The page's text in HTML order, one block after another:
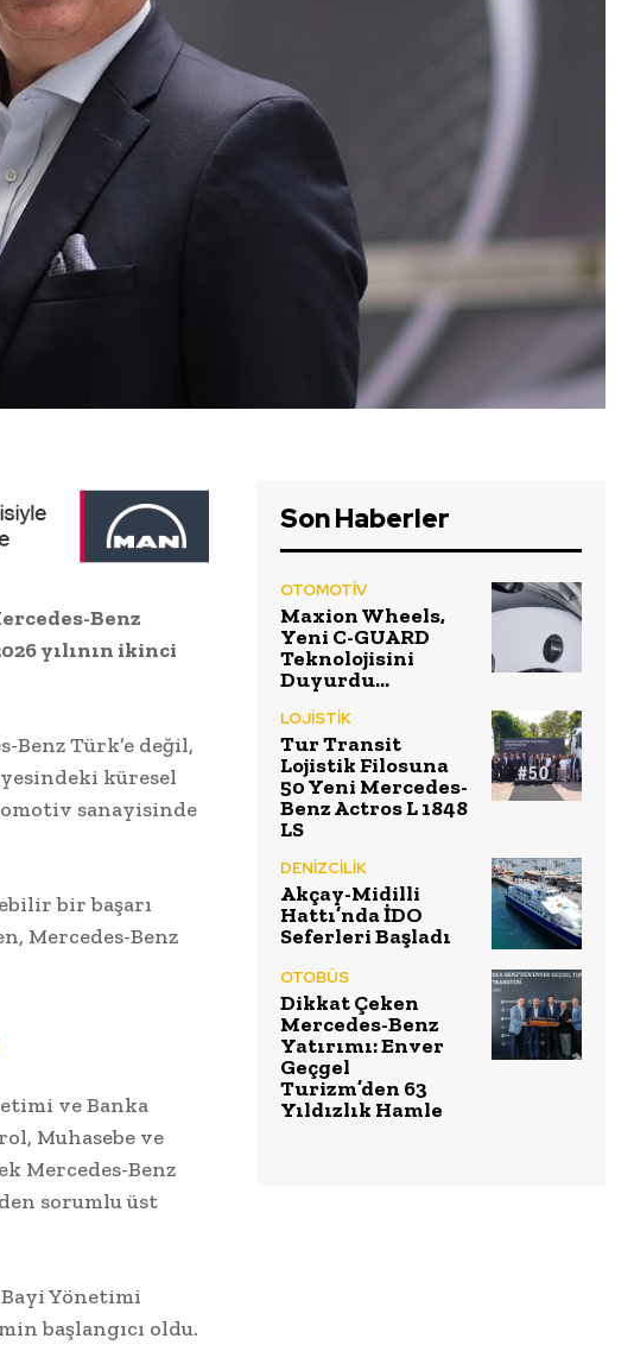
Benz
yılının ikinci
Benz Türk’e değil,
küresel
sanayisinde
bir başarı
Mercedes-Benz
ve Banka
Muhasebe ve
Mercedes-Benz
sorumlu üst
Yönetimi
başlangıcı oldu.
Son Haberler
OTOMOTİV
Maxion Wheels,
Yeni C-GUARD
Teknolojisini
Duyurdu…
LOJİSTİK
Tur Transit
Lojistik Filosuna
50 Yeni Mercedes-
Benz Actros L 1848
LS
DENİZCİLİK
Akçay-Midilli
Hattı’nda İDO
Seferleri Başladı
OTOBÜS
Dikkat Çeken
Mercedes-Benz
Yatırımı: Enver
Geçgel
Turizm’den 63
Yıldızlık Hamle